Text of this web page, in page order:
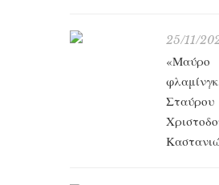
25/11/
«Μαύρο
Σταύρου